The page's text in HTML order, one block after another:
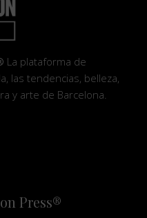
La plataforma de
las tendencias, belleza,
y arte de Barcelona.
Press®